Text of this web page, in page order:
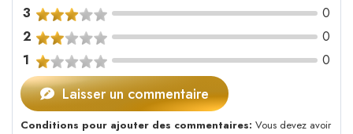
3
0
2
0
1
0
Laisser un commentaire
Conditions pour ajouter des commentaires: Vous devez avoir